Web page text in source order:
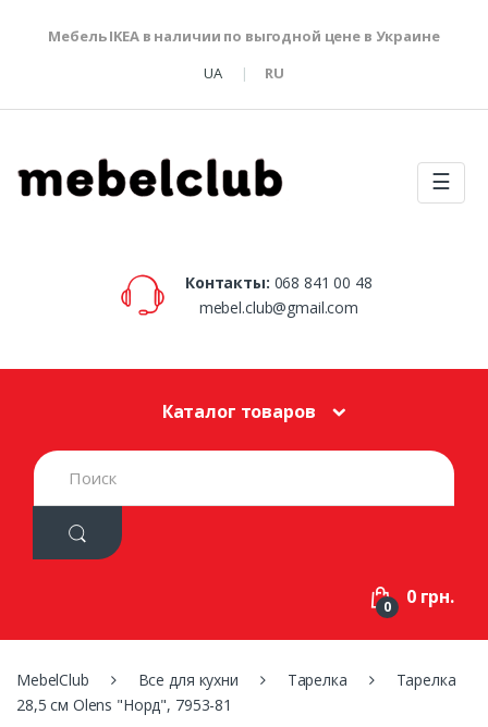
Мебель IKEA в наличии по выгодной цене в Украине
UA
RU
☰
Контакты: 068 841 00 48
mebel.club@gmail.com
Каталог товаров
S
e
h
:
0 0 грн.
MebelClub Все для кухни Тарелка
Тарелка
28,5 см Olens "Норд", 7953-81